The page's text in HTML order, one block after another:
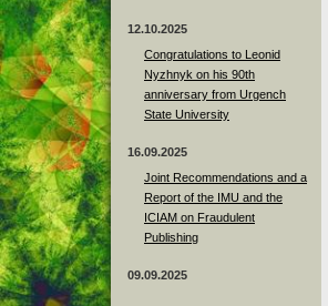
12.10.2025
Congratulations to Leonid
Nyzhnyk on his 90th
anniversary from Urgench
State University
16.09.2025
Joint Recommendations and a
Report of the IMU and the
ICIAM on Fraudulent
Publishing
09.09.2025